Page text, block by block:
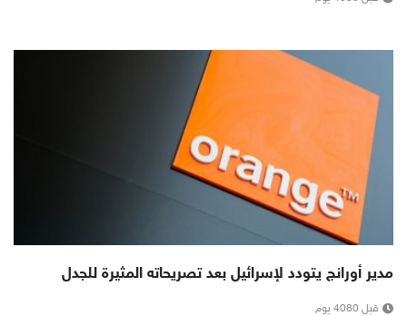
مدير أورانج يتودد لإسرائيل بعد تصريحاته المثيرة للجدل
قبل 4080 يوم